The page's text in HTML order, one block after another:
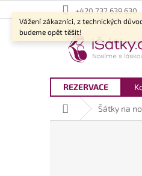
na
obsah
Vážení zákazníci, z technických
budeme opět těšit!
+420 737 639 630
REZERVACE
Domů Šátky na